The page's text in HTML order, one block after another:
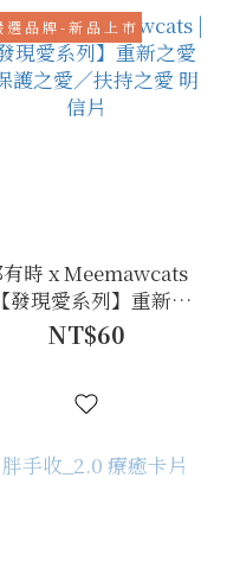
選 品 牌 - 新 品 上 市
時 x Meemawcats
發現愛系列】重新之
愛／保護之愛／扶持之
愛 明信片
NT$60